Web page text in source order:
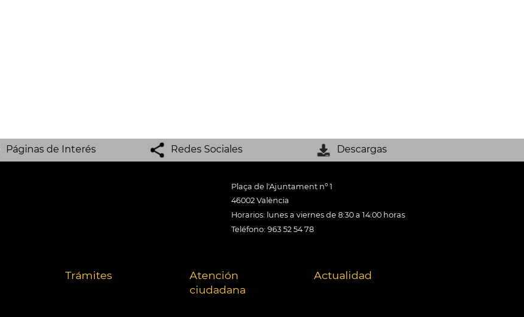
Páginas de Interés Redes Sociales Descargas
Plaça de l'Ajuntament nº 1
46002 València
Horarios: lunes a viernes de 8:30 a 14:00 horas
Teléfono: 963 52 54 78
Trámites
Atención
ciudadana
Actualidad